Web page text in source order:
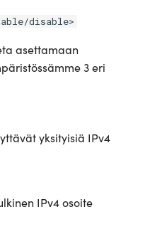
disable>
asettamaan
3 eri
yksityisiä IPv4
IPv4 osoite